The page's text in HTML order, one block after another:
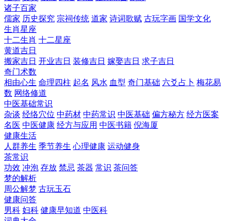
诸子百家
儒家 历史探究 宗祠传统 道家 诗词歌赋 古玩字画 国学文化
生肖星座
十二生肖 十二星座
黄道吉日
搬家吉日 开业吉日 装修吉日 嫁娶吉日 求子吉日
奇门术数
相由心生 命理四柱 起名 风水 血型 奇门基础 六爻占卜 梅花易
数 网络修道
中医基础常识
杂谈 经络穴位 中药材 中药常识 中医基础 偏方秘方 经方医案
名医 中医健康 经方与应用 中医书籍 倪海厦
健康生活
人群养生 季节养生 心理健康 运动健身
茶常识
功效 冲泡 存放 禁忌 茶器 常识 茶问答
梦的解析
周公解梦 古玩玉石
健康问答
男科 妇科 健康早知道 中医科